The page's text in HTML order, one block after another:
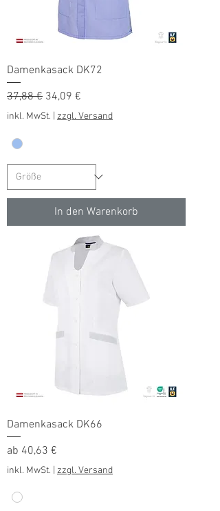
Damenkasack DK72
Standardpreis
37,88 € Sale-Preis
34,09 €
inkl. MwSt. | zzgl. Versand
In den Warenkorb
Damenkasack DK66
ab 40,63 €
Sale-Preis
inkl. MwSt. zzgl. Versand